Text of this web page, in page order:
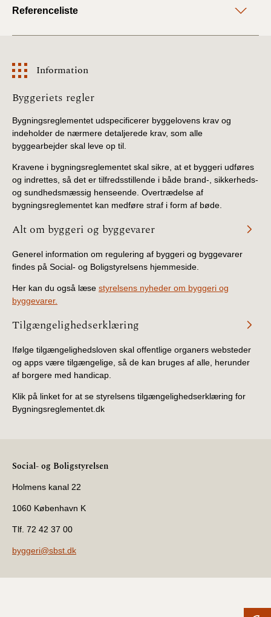
Referenceliste
Information
Information
Byggeriets regler
Bygningsreglementet udspecificerer byggelovens krav og
indeholder de nærmere detaljerede krav, som alle
byggearbejder skal leve op til.
Kravene i bygningsreglementet skal sikre, at et byggeri udføres
og indrettes, så det er tilfredsstillende i både brand-, sikkerheds-
og sundhedsmæssig henseende. Overtrædelse af
bygningsreglementet kan medføre straf i form af bøde.
Alt om byggeri og byggevarer
Generel information om regulering af byggeri og byggevarer
findes på Social- og Boligstyrelsens hjemmeside.
Her kan du også læse styrelsens nyheder om byggeri og
byggevarer.
Tilgængelighedserklæring
Ifølge tilgængelighedsloven skal offentlige organers websteder
og apps være tilgængelige, så de kan bruges af alle, herunder
af borgere med handicap.
Klik på linket for at se styrelsens tilgængelighedserklæring for
Bygningsreglementet.dk
Social- og Boligstyrelsen
Holmens kanal 22
1060 København K
Tlf. 72 42 37 00
byggeri@sbst.dk